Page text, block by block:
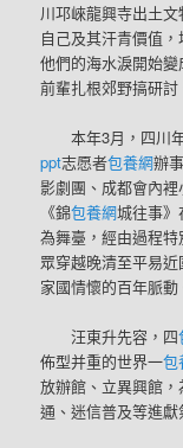
川邛崍龍興寺出土
自己及其汗青價值
他們的海水淚開始變
前輩扎根郊野搞研
本年3月，四川
ppt志愿者包養網辦
影劇團、成都會內
《錦包養網城往事
為舞臺，經由過程
眾穿越晚清至平易
家國情懷的百年脈動
汪東升先容，四
佈型并重的世界一包
放辦館、立異興館
通、迷信普及等進獻